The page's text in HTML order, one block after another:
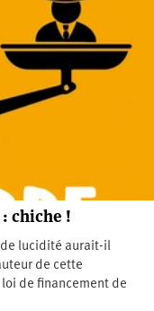
chiche !
de lucidité aurait-il
de cette
de financement de